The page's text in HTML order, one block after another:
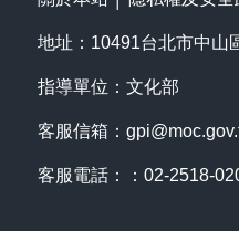
地址：10491台北市中山
指導單位：文化部
客服信箱：
客服電話：：02-2518-